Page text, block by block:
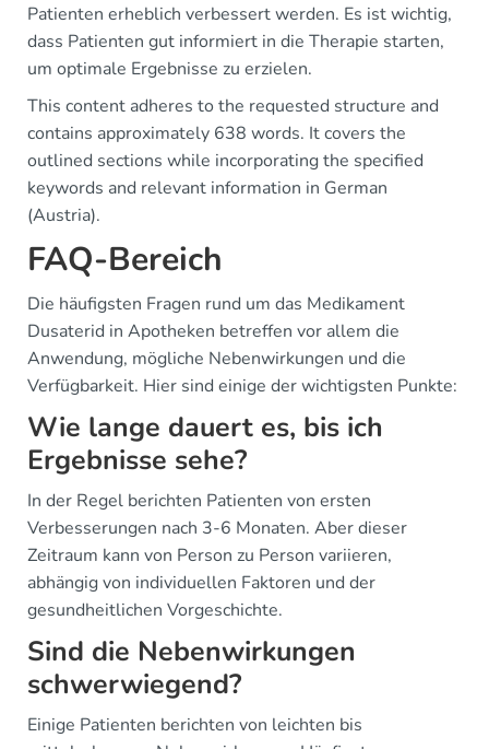
Patienten erheblich verbessert werden. Es ist wichtig,
dass Patienten gut informiert in die Therapie starten,
um optimale Ergebnisse zu erzielen.
This content adheres to the requested structure and
contains approximately 638 words. It covers the
outlined sections while incorporating the specified
keywords and relevant information in German
(Austria).
FAQ-Bereich
Die häufigsten Fragen rund um das Medikament
Dusaterid in Apotheken betreffen vor allem die
Anwendung, mögliche Nebenwirkungen und die
Verfügbarkeit. Hier sind einige der wichtigsten Punkte:
Wie lange dauert es, bis ich
Ergebnisse sehe?
In der Regel berichten Patienten von ersten
Verbesserungen nach 3-6 Monaten. Aber dieser
Zeitraum kann von Person zu Person variieren,
abhängig von individuellen Faktoren und der
gesundheitlichen Vorgeschichte.
Sind die Nebenwirkungen
schwerwiegend?
Einige Patienten berichten von leichten bis